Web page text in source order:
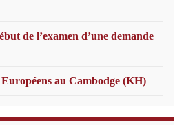
de l’examen d’une demande
au Cambodge (KH)